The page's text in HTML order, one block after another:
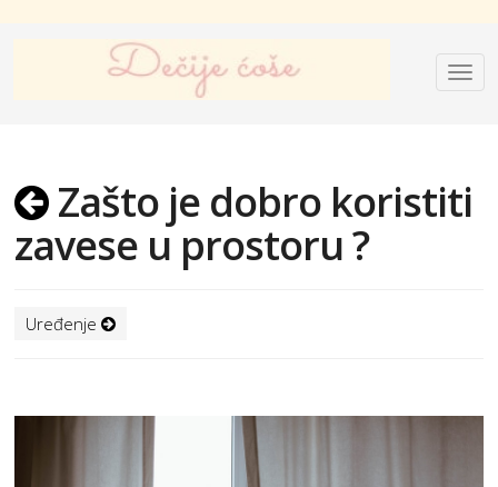
Zašto je dobro koristiti
zavese u prostoru ?
Uređenje